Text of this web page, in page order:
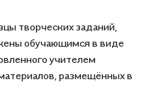
творческих заданий,
обучающимся в виде
учителем
размещённых в